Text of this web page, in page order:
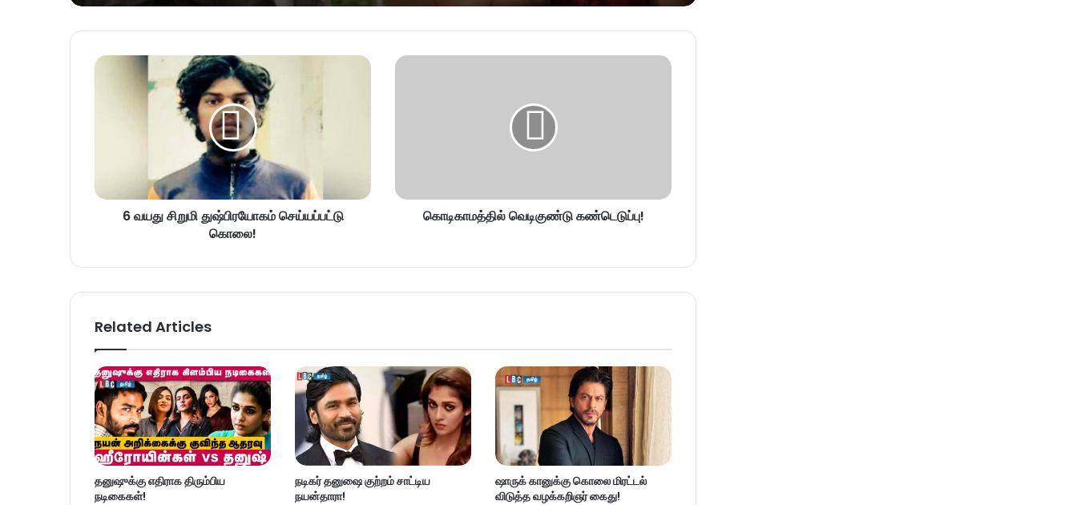
6 வயது சிறுமி துஷ்பிரயோகம் செய்யப்பட்டு
கொலை!
கொடிகாமத்தில் வெடிகுண்டு கண்டெடுப்பு!
Related Articles
தனுஷுக்கு எதிராக திரும்பிய
நடிகைகள்!
நடிகர் தனுஷை குற்றம் சாட்டிய
நயன்தாரா!
ஷாருக் கானுக்கு கொலை மிரட்டல்
விடுத்த வழக்கறிஞர் கைது!